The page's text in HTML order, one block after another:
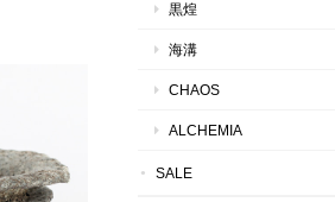
黒煌
海溝
CHAOS
ALCHEMIA
SALE